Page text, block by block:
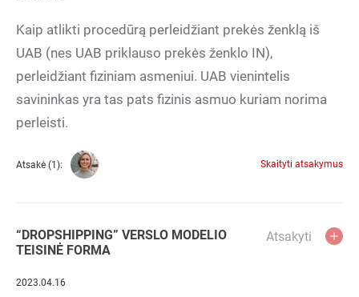
Kaip atlikti procedūrą perleidžiant prekės ženklą iš
UAB (nes UAB priklauso prekės ženklo IN),
perleidžiant fiziniam asmeniui. UAB vienintelis
savininkas yra tas pats fizinis asmuo kuriam norima
perleisti.
Atsakė (1): Skaityti atsakymus
“DROPSHIPPING” VERSLO MODELIO
TEISINĖ FORMA
Atsakyti
2023.04.16